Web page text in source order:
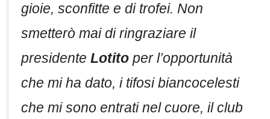
gioie, sconfitte e di trofei. Non
smetterò mai di ringraziare il
presidente Lotito per l’opportunità
che mi ha dato, i tifosi biancocelesti
che mi sono entrati nel cuore, il club